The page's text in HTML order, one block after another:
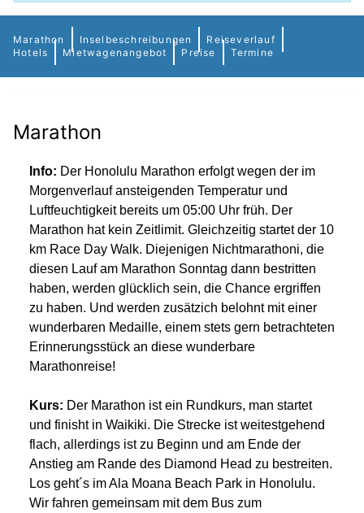
Marathon Inselbeschreibungen
Reiseverlauf
Hotels
Mietwagenangebot Preise Termine
Marathon
Info: Der Honolulu Marathon erfolgt wegen der im
Morgenverlauf ansteigenden Temperatur und
Luftfeuchtigkeit bereits um 05:00 Uhr früh. Der
Marathon hat kein Zeitlimit. Gleichzeitig startet der 10
km Race Day Walk. Diejenigen Nichtmarathoni, die
diesen Lauf am Marathon Sonntag dann bestritten
haben, werden glücklich sein, die Chance ergriffen
zu haben. Und werden zusätzich belohnt mit einer
wunderbaren Medaille, einem stets gern betrachteten
Erinnerungsstück an diese wunderbare
Marathonreise!
Kurs: Der Marathon ist ein Rundkurs, man startet
und finisht in Waikiki. Die Strecke ist weitestgehend
flach, allerdings ist zu Beginn und am Ende der
Anstieg am Rande des Diamond Head zu bestreiten.
Los geht´s im Ala Moana Beach Park in Honolulu.
Wir fahren gemeinsam mit dem Bus zum